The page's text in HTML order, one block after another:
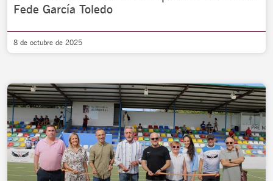
Fede García Toledo
8 de octubre de 2025